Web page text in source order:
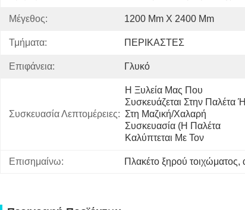
Μέγεθος: 1200 Mm X 2400 Mm
Τμήματα: ΠΕΡΙΚΑΣΤΕΣ
Επιφάνεια: Γλυκό
Συσκευασία Λεπτομέρειες:
Η Ξυλεία Μας Που
Συσκευάζεται Στην Παλέτα Ή
Στη Μαζική/χαλαρή
Συσκευασία (η Παλέτα
Καλύπτεται Με Τον
Επισημαίνω: Πλακέτο ξηρού τοιχώματος,